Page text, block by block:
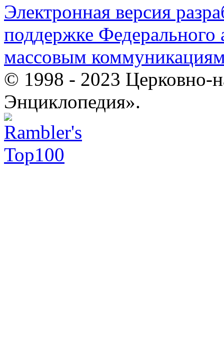
Электронная версия
поддержке Федерального
массовым
© 1998 - 2023 Церковно-
Энциклопедия».